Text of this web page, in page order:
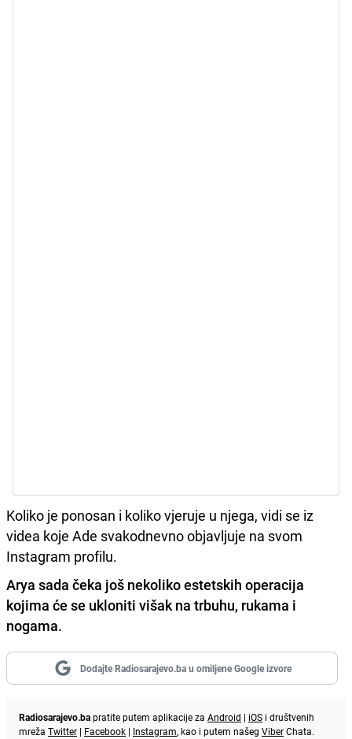
Koliko je ponosan i koliko vjeruje u njega, vidi se iz
videa koje Ade svakodnevno objavljuje na svom
Instagram profilu.
Arya sada čeka još nekoliko estetskih operacija
kojima će se ukloniti višak na trbuhu, rukama i
nogama.
Dodajte Radiosarajevo.ba u omiljene Google izvore
Radiosarajevo.bapratite putem aplikacije za Android | iOS i društvenih
mreža Twitter | Facebook | Instagram, kao i putem našeg ViberChata.